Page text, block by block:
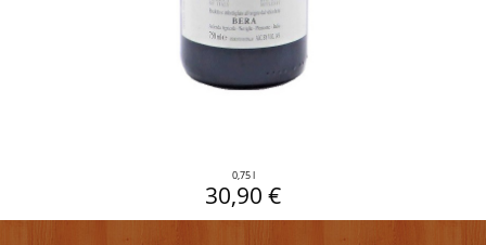
0,75 l
30,90 €